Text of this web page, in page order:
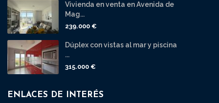
Vivienda en venta en Avenida de
Mag...
239.000 €
Dúplex con vistas al mar y piscina
...
315.000 €
ENLACES DE INTERÉS